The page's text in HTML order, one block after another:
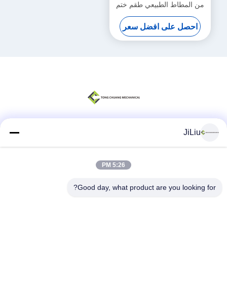
من المطاط الطبيعي طقم ختم
أسطوانة الذراع القياسي
احصل على افضل سعر
اتصال سريع
JiLiu
5:26 PM
Good day, what product are you looking for?